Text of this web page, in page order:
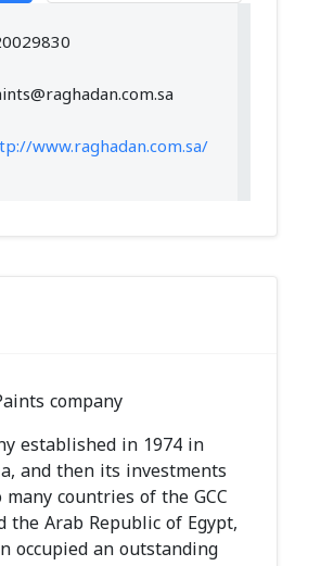
www.raghadan.com.sa/
company
established in 1974 in
and then its investments
countries of the GCC
the Arab Republic of Egypt,
occupied an outstanding